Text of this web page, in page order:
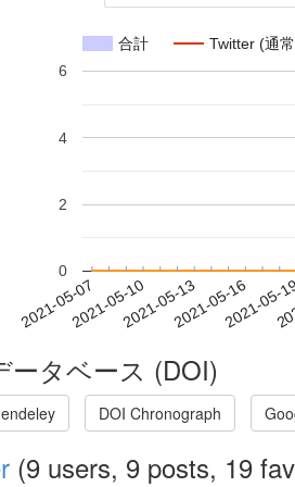
合計 Twitter (通
2021-05-072021-05-102021-05-132021-05-162021-05-
0
2
4
6
ータベース (DOI)
DOI Chronograph
(9 users, 9 posts, 19